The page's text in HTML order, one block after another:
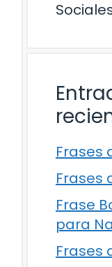
Frases
Frases
Frase
para
Frases